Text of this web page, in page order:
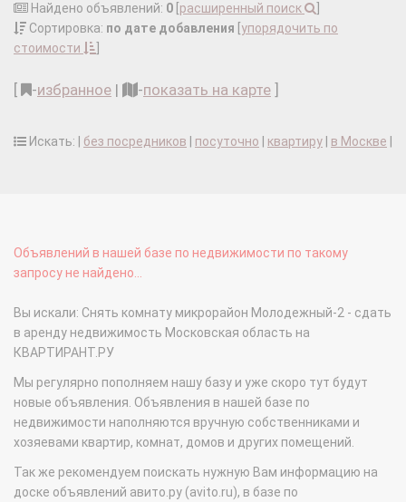
Найдено объявлений: 0 расширенный поиск
Сортировка: по дате добавления упорядочить по
стоимости
-избранное | -показать на карте
Искать: | без посредников посуточно квартиру в Москве
Объявлений в нашей базе по недвижимости по такому
запросу не найдено...
Вы искали: Снять комнату микрорайон Молодежный-2 - сдать
в аренду недвижимость Московская область на
КВАРТИРАНТ.РУ
Мы регулярно пополняем нашу базу и уже скоро тут будут
новые объявления. Объявления в нашей базе по
недвижимости наполняются вручную собственниками и
хозяевами квартир, комнат, домов и других помещений.
Так же рекомендуем поискать нужную Вам информацию на
доске объявлений авито.ру (avito.ru), в базе по